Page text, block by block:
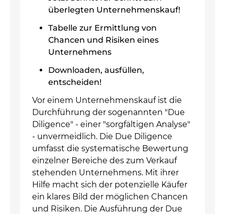
überlegten Unternehmenskauf!
Tabelle zur Ermittlung von
Chancen und Risiken eines
Unternehmens
Downloaden, ausfüllen,
entscheiden!
Vor einem Unternehmenskauf ist die
Durchführung der sogenannten "Due
Diligence" - einer "sorgfältigen Analyse"
- unvermeidlich. Die Due Diligence
umfasst die systematische Bewertung
einzelner Bereiche des zum Verkauf
stehenden Unternehmens. Mit ihrer
Hilfe macht sich der potenzielle Käufer
ein klares Bild der möglichen Chancen
und Risiken. Die Ausführung der Due